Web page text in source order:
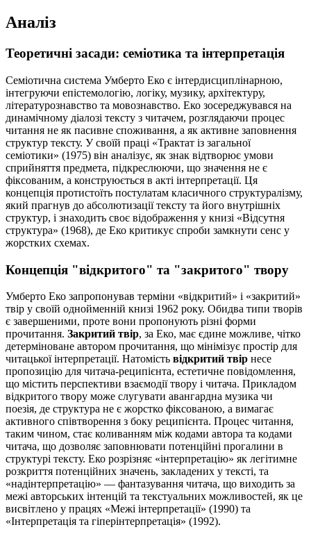
Аналіз
Теоретичні засади: семіотика та інтерпретація
Семіотична система Умберто Еко є інтердисциплінарною,
інтегруючи епістемологію, логіку, музику, архітектуру,
літературознавство та мовознавство. Еко зосереджувався на
динамічному діалозі тексту з читачем, розглядаючи процес
читання не як пасивне споживання, а як активне заповнення
структур тексту. У своїй праці «Трактат із загальної
семіотики» (1975) він аналізує, як знак відтворює умови
сприйняття предмета, підкреслюючи, що значення не є
фіксованим, а конструюється в акті інтерпретації. Ця
концепція протистоїть постулатам класичного структуралізму,
який прагнув до абсолютизації тексту та його внутрішніх
структур, і знаходить своє відображення у книзі «Відсутня
структура» (1968), де Еко критикує спроби замкнути сенс у
жорстких схемах.
Концепція "відкритого" та "закритого" твору
Умберто Еко запропонував терміни «відкритий» і «закритий»
твір у своїй однойменній книзі 1962 року. Обидва типи творів
є завершеними, проте вони пропонують різні форми
прочитання. Закритий твір, за Еко, має єдине можливе, чітко
детерміноване автором прочитання, що мінімізує простір для
читацької інтерпретації. Натомість відкритий твір несе
пропозицію для читача-реципієнта, естетичне повідомлення,
що містить перспективи взаємодії твору і читача. Прикладом
відкритого твору може слугувати авангардна музика чи
поезія, де структура не є жорстко фіксованою, а вимагає
активного співтворення з боку реципієнта. Процес читання,
таким чином, стає коливанням між кодами автора та кодами
читача, що дозволяє заповнювати потенційні прогалини в
структурі тексту. Еко розрізняє «інтерпретацію» як легітимне
розкриття потенційних значень, закладених у тексті, та
«надінтерпретацію» — фантазування читача, що виходить за
межі авторських інтенцій та текстуальних можливостей, як це
висвітлено у працях «Межі інтерпретації» (1990) та
«Інтерпретація та гіперінтерпретація» (1992).